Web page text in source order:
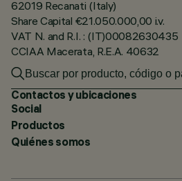
62019 Recanati (Italy)
Share Capital €21.050.000,00 i.v.
VAT N. and R.I. : (IT)00082630435
CCIAA Macerata, R.E.A. 40632
Contactos y ubicaciones
Social
Productos
Quiénes somos